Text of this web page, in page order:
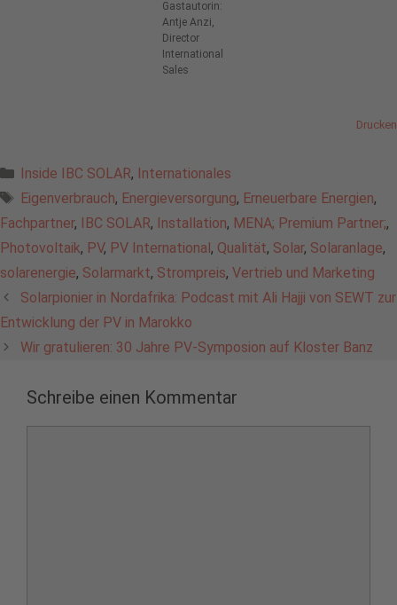
Gastautorin:
Antje Anzi,
Director
International
Sales
Drucken
Kategorien
Inside IBC SOLAR, Internationales
Schlagwörter
Eigenverbrauch, Energieversorgung, Erneuerbare Energien,
Fachpartner, IBC SOLAR, Installation, MENA; Premium Partner;,
Photovoltaik, PV, PV International , Qualität, Solar, Solaranlage,
solarenergie, Solarmarkt, Strompreis, Vertrieb und Marketing
Solarpionier in Nordafrika: Podcast mit Ali Hajji von SEWT zur
Entwicklung der PV in Marokko
Wir gratulieren: 30 Jahre PV-Symposion auf Kloster Banz
Schreibe einen Kommentar